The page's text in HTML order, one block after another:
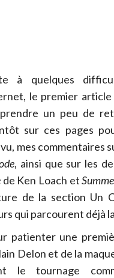
à quelques
le premier
un peu de
sur ces pages
mes commentaires
, ainsi que sur les
de Ken Loach et
de la section Un
qui parcourent déjà
patienter une
Delon et de la
le tournage